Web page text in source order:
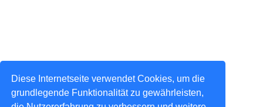
Diese Internetseite verwendet Cookies, um die
grundlegende Funktionalität zu gewährleisten,